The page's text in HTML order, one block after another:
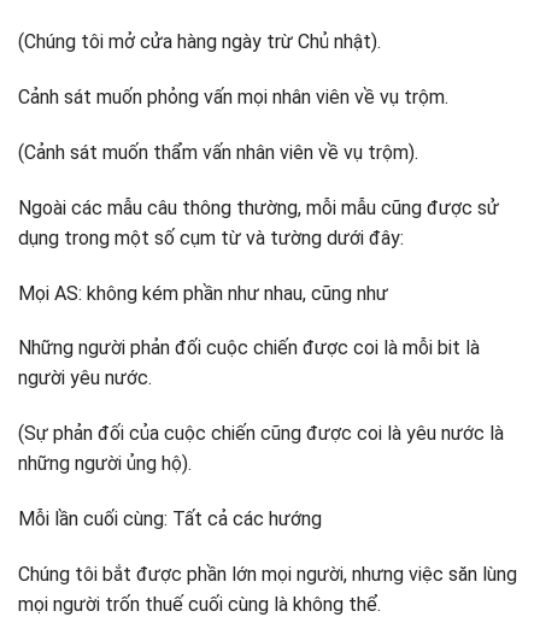
(Chúng tôi mở cửa hàng ngày trừ Chủ nhật).
Cảnh sát muốn phỏng vấn mọi nhân viên về vụ trộm.
(Cảnh sát muốn thẩm vấn nhân viên về vụ trộm).
Ngoài các mẫu câu thông thường, mỗi mẫu cũng được sử
dụng trong một số cụm từ và tường dưới đây:
Mọi AS: không kém phần như nhau, cũng như
Những người phản đối cuộc chiến được coi là mỗi bit là
người yêu nước.
(Sự phản đối của cuộc chiến cũng được coi là yêu nước là
những người ủng hộ).
Mỗi lần cuối cùng: Tất cả các hướng
Chúng tôi bắt được phần lớn mọi người, nhưng việc săn lùng
mọi người trốn thuế cuối cùng là không thể.